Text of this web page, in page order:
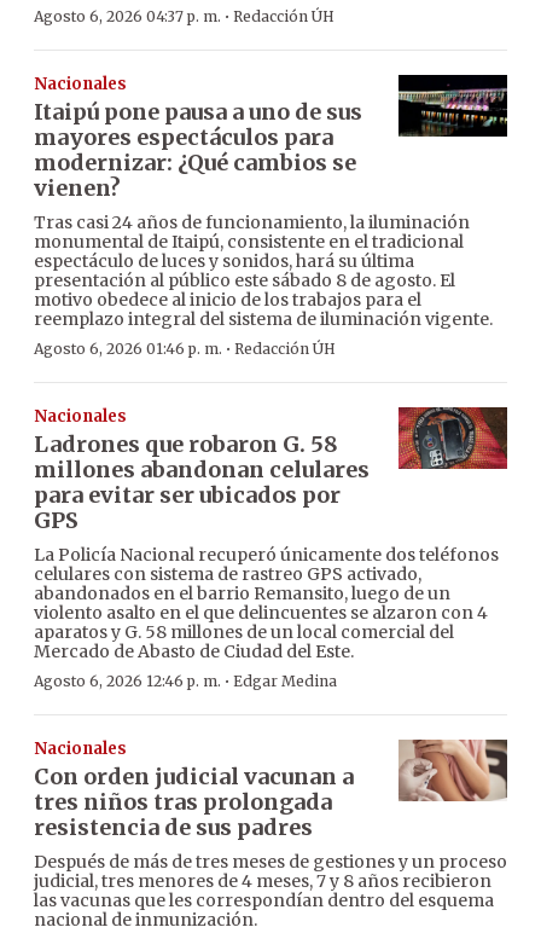
Agosto 6, 2026 04:37 p. m. · Redacción ÚH
Nacionales
Itaipú pone pausa a uno de sus
mayores espectáculos para
modernizar: ¿Qué cambios se
vienen?
Tras casi 24 años de funcionamiento, la iluminación
monumental de Itaipú, consistente en el tradicional
espectáculo de luces y sonidos, hará su última
presentación al público este sábado 8 de agosto. El
motivo obedece al inicio de los trabajos para el
reemplazo integral del sistema de iluminación vigente.
Agosto 6, 2026 01:46 p. m. · Redacción ÚH
Nacionales
Ladrones que robaron G. 58
millones abandonan celulares
para evitar ser ubicados por
GPS
La Policía Nacional recuperó únicamente dos teléfonos
celulares con sistema de rastreo GPS activado,
abandonados en el barrio Remansito, luego de un
violento asalto en el que delincuentes se alzaron con 4
aparatos y G. 58 millones de un local comercial del
Mercado de Abasto de Ciudad del Este.
Agosto 6, 2026 12:46 p. m. · Edgar Medina
Nacionales
Con orden judicial vacunan a
tres niños tras prolongada
resistencia de sus padres
Después de más de tres meses de gestiones y un proceso
judicial, tres menores de 4 meses, 7 y 8 años recibieron
las vacunas que les correspondían dentro del esquema
nacional de inmunización.